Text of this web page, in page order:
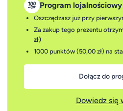
Program lojalnościowy
Oszczędzasz już przy
Za zakup tego prezentu
zł)
1000 punktów (50,00 zł) na
Dołącz do
Dowiedz się